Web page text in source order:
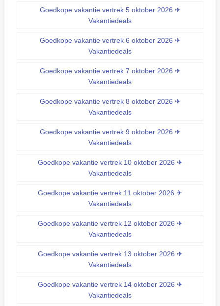
Goedkope vakantie vertrek 5 oktober 2026 ✈
Vakantiedeals
Goedkope vakantie vertrek 6 oktober 2026 ✈
Vakantiedeals
Goedkope vakantie vertrek 7 oktober 2026 ✈
Vakantiedeals
Goedkope vakantie vertrek 8 oktober 2026 ✈
Vakantiedeals
Goedkope vakantie vertrek 9 oktober 2026 ✈
Vakantiedeals
Goedkope vakantie vertrek 10 oktober 2026 ✈
Vakantiedeals
Goedkope vakantie vertrek 11 oktober 2026 ✈
Vakantiedeals
Goedkope vakantie vertrek 12 oktober 2026 ✈
Vakantiedeals
Goedkope vakantie vertrek 13 oktober 2026 ✈
Vakantiedeals
Goedkope vakantie vertrek 14 oktober 2026 ✈
Vakantiedeals